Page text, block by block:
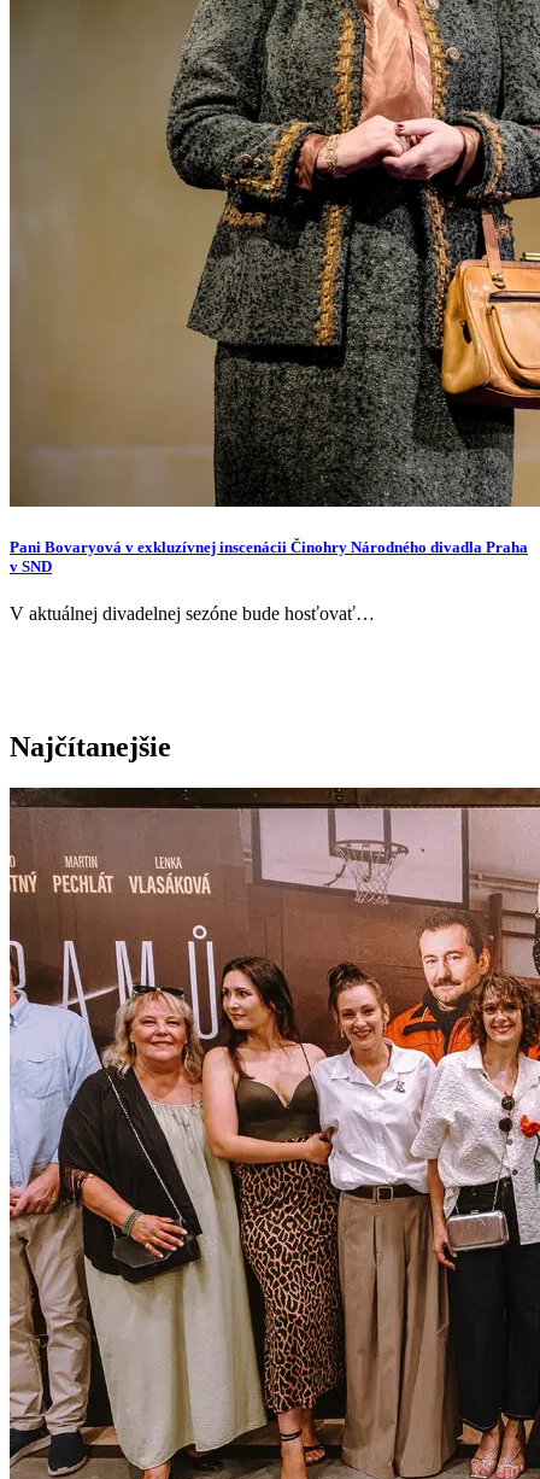
Pani Bovaryová v exkluzívnej inscenácii Činohry Národného divadla Praha
v SND
V aktuálnej divadelnej sezóne bude hosťovať…
Najčítanejšie